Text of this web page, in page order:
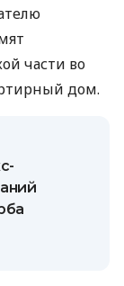
части во
дом.